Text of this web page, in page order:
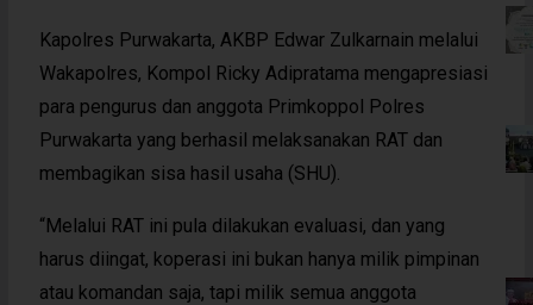
Kapolres Purwakarta, AKBP Edwar Zulkarnain melalui
Wakapolres, Kompol Ricky Adipratama mengapresiasi
para pengurus dan anggota Primkoppol Polres
Purwakarta yang berhasil melaksanakan RAT dan
membagikan sisa hasil usaha (SHU).
“Melalui RAT ini pula dilakukan evaluasi, dan yang
harus diingat, koperasi ini bukan hanya milik pimpinan
atau komandan saja, tapi milik semua anggota